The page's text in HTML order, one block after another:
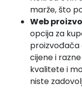
marže, što
Web
opcija za
proizvođača
cijene i
kvalitete i
niste